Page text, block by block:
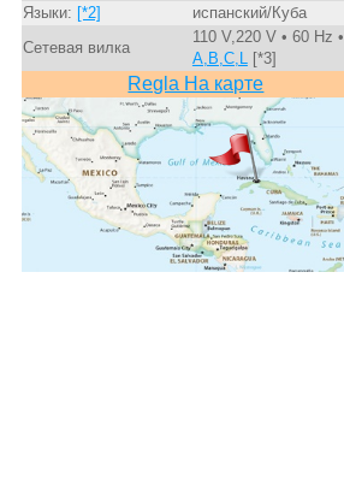
Языки: [*2]
испанский/Куба
Сетевая вилка
110 V,220 V • 60 Hz •
A,B,C,L[*3]
Regla На карте